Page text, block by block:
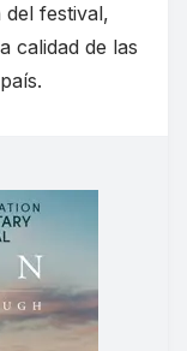
festival,
calidad de las